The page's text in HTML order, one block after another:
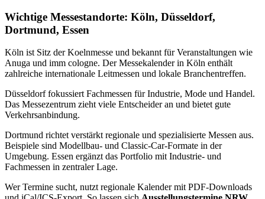
Wichtige Messestandorte: Köln, Düsseldorf,
Dortmund, Essen
Köln ist Sitz der Koelnmesse und bekannt für Veranstaltungen wie
Anuga und imm cologne. Der Messekalender in Köln enthält
zahlreiche internationale Leitmessen und lokale Branchentreffen.
Düsseldorf fokussiert Fachmessen für Industrie, Mode und Handel.
Das Messezentrum zieht viele Entscheider an und bietet gute
Verkehrsanbindung.
Dortmund richtet verstärkt regionale und spezialisierte Messen aus.
Beispiele sind Modellbau- und Classic-Car-Formate in der
Umgebung. Essen ergänzt das Portfolio mit Industrie- und
Fachmessen in zentraler Lage.
Wer Termine sucht, nutzt regionale Kalender mit PDF-Downloads